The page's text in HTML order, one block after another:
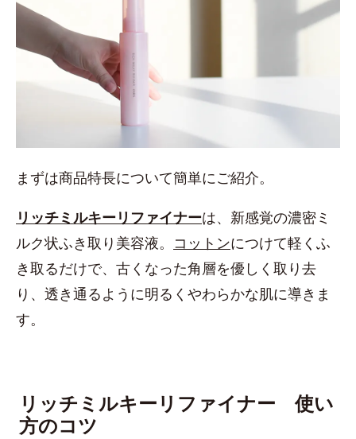
まずは商品特長について簡単にご紹介。
リッチミルキーリファイナーは、新感覚の濃密ミ
ルク状ふき取り美容液。 コットンにつけて軽くふ
き取るだけで、古くなった角層を優しく取り去
り、透き通るように明るくやわらかな肌に導きま
す。
リッチミルキーリファイナー 使い
方のコツ